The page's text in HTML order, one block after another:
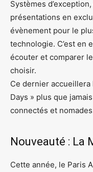
Systèmes
présentations en
évènement pour le
technologie. C’est en
écouter et comparer
choisir.
Ce dernier accueillera
Days » plus que
connectés et
Nouveauté : La
Cette année, le Paris